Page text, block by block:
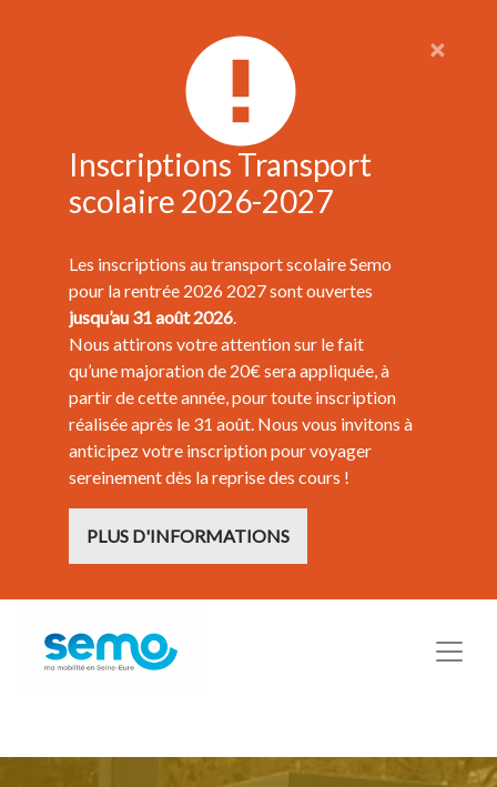
×
Inscriptions Transport
scolaire 2026-2027
Les inscriptions au transport scolaire Semo
pour la rentrée 2026 2027 sont ouvertes
jusqu’au 31 août 2026.
Nous attirons votre attention sur le fait
qu’une majoration de 20€ sera appliquée, à
partir de cette année, pour toute inscription
réalisée après le 31 août. Nous vous invitons à
anticipez votre inscription pour voyager
sereinement dès la reprise des cours !
PLUS D'INFORMATIONS